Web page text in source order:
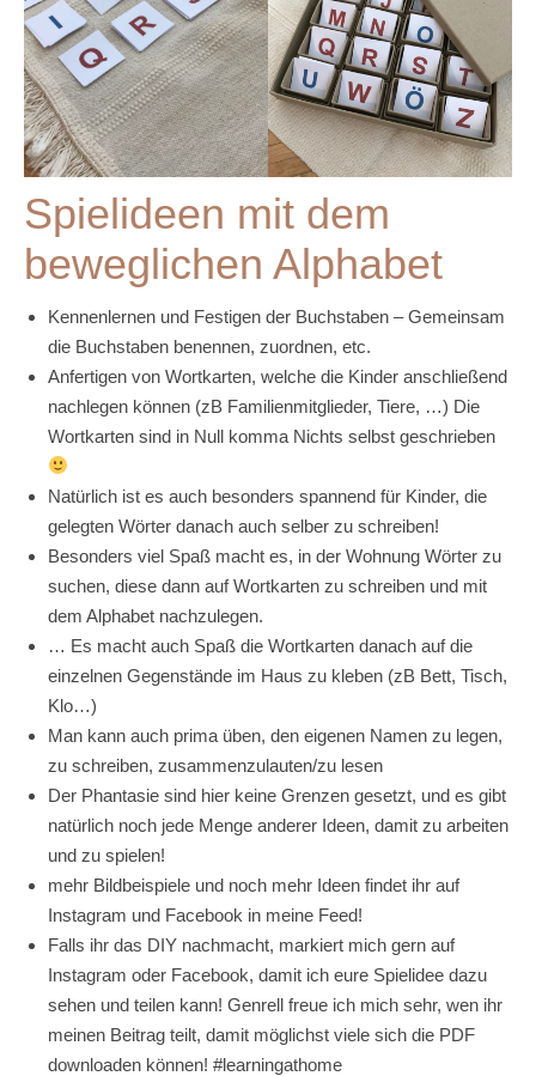
Spielideen mit dem
beweglichen Alphabet
Kennenlernen und Festigen der Buchstaben – Gemeinsam
die Buchstaben benennen, zuordnen, etc.
Anfertigen von Wortkarten, welche die Kinder anschließend
nachlegen können (zB Familienmitglieder, Tiere, …) Die
Wortkarten sind in Null komma Nichts selbst geschrieben
Natürlich ist es auch besonders spannend für Kinder, die
gelegten Wörter danach auch selber zu schreiben!
Besonders viel Spaß macht es, in der Wohnung Wörter zu
suchen, diese dann auf Wortkarten zu schreiben und mit
dem Alphabet nachzulegen.
… Es macht auch Spaß die Wortkarten danach auf die
einzelnen Gegenstände im Haus zu kleben (zB Bett, Tisch,
Klo…)
Man kann auch prima üben, den eigenen Namen zu legen,
zu schreiben, zusammenzulauten/zu lesen
Der Phantasie sind hier keine Grenzen gesetzt, und es gibt
natürlich noch jede Menge anderer Ideen, damit zu arbeiten
und zu spielen!
mehr Bildbeispiele und noch mehr Ideen findet ihr auf
Instagram und Facebook in meine Feed!
Falls ihr das DIY nachmacht, markiert mich gern auf
Instagram oder Facebook, damit ich eure Spielidee dazu
sehen und teilen kann! Genrell freue ich mich sehr, wen ihr
meinen Beitrag teilt, damit möglichst viele sich die PDF
downloaden können! #learningathome